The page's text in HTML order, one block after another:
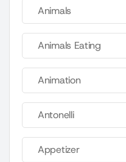
Animals
Animals Eating
Animation
Antonelli
Appetizer